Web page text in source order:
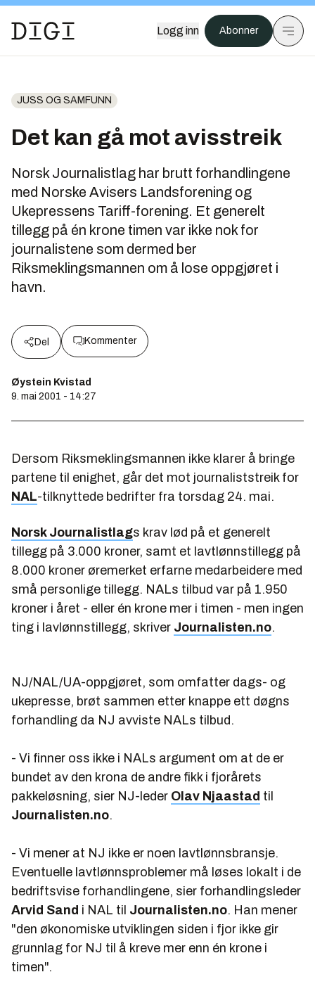
Logg inn Abonner
JUSS OG SAMFUNN
Det kan gå mot avisstreik
Norsk Journalistlag har brutt forhandlingene
med Norske Avisers Landsforening og
Ukepressens Tariff-forening. Et generelt
tillegg på én krone timen var ikke nok for
journalistene som dermed ber
Riksmeklingsmannen om å lose oppgjøret i
havn.
Del Kommenter
Øystein Kvistad
9. mai 2001 - 14:27
Dersom Riksmeklingsmannen ikke klarer å bringe
partene til enighet, går det mot journaliststreik for
NAL-tilknyttede bedrifter fra torsdag 24. mai.
Norsk Journalistlags krav lød på et generelt
tillegg på 3.000 kroner, samt et lavtlønnstillegg på
8.000 kroner øremerket erfarne medarbeidere med
små personlige tillegg. NALs tilbud var på 1.950
kroner i året - eller én krone mer i timen - men ingen
ting i lavlønnstillegg, skriver Journalisten.no.
NJ/NAL/UA-oppgjøret, som omfatter dags- og
ukepresse, brøt sammen etter knappe ett døgns
forhandling da NJ avviste NALs tilbud.
- Vi finner oss ikke i NALs argument om at de er
bundet av den krona de andre fikk i fjorårets
pakkeløsning, sier NJ-leder Olav Njaastad til
Journalisten.no.
- Vi mener at NJ ikke er noen lavtlønnsbransje.
Eventuelle lavtlønnsproblemer må løses lokalt i de
bedriftsvise forhandlingene, sier forhandlingsleder
Arvid Sand i NAL til Journalisten.no. Han mener
"den økonomiske utviklingen siden i fjor ikke gir
grunnlag for NJ til å kreve mer enn én krone i
timen".